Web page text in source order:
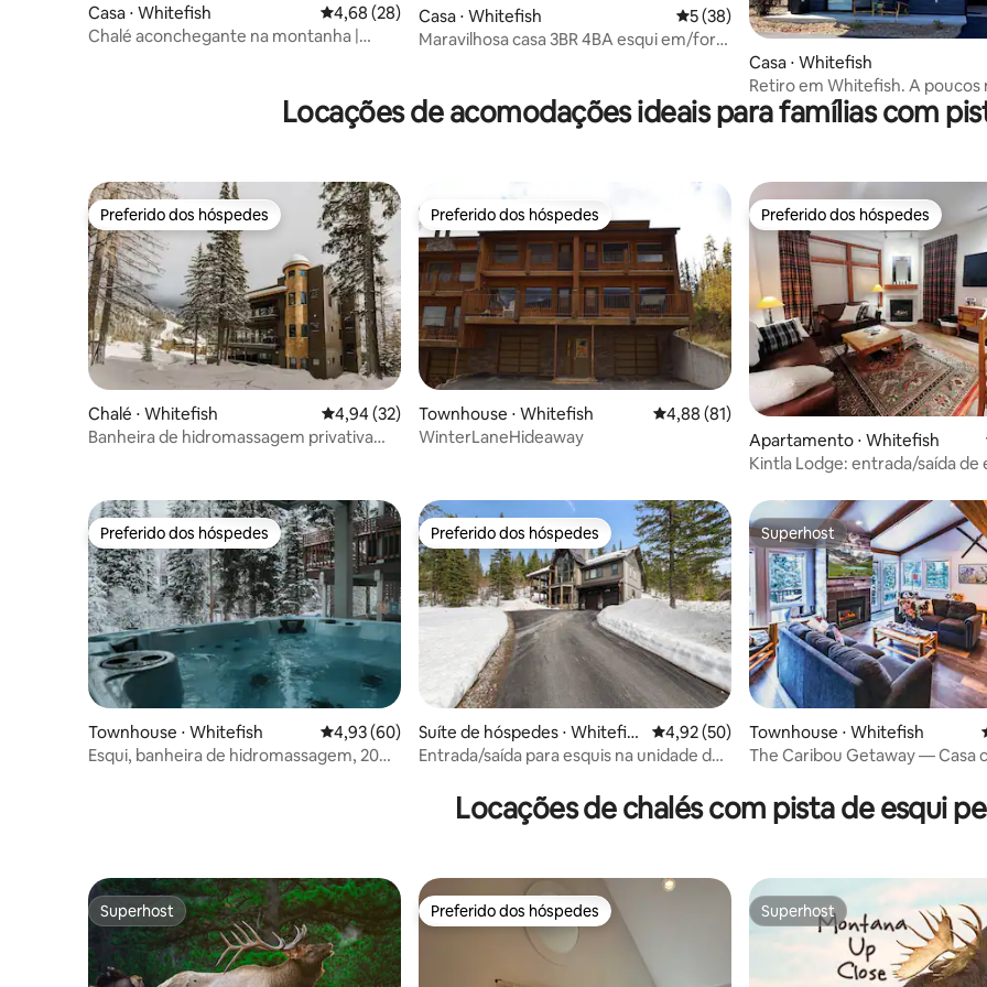
Casa ⋅ Whitefish 4,68 de uma avaliação média de 5, 28 avaliações
4,68 (28)
Chalé aconchegante na montanha |
Casa ⋅ Whitefish 5 de uma avaliação média de 5, 38
5 (38)
Maravilhosa casa 3BR 4BA esqui em/fora
Casa ⋅ Whitefish
Retiro em Whitefish. A poucos
da estação de esqui | Parque
Glacier.
Locações de acomodações ideais para famílias com
Preferido dos hóspedes
Preferido dos hóspedes
Chalé ⋅ Whitefish 4,94 de uma avaliação média de 5, 32 avaliações
4,94 (32)
Banheira de hidromassagem privativa
Preferido dos hóspedes
Preferido dos hóspedes
Townhouse ⋅ Whitefish 4,88 de uma avaliação média de 5, 81
4,88 (81)
WinterLaneHideaway
Preferido dos hóspedes
Preferido dos hóspedes
Apartamento ⋅ Whitefish
Kintla Lodge: entrada/saída de
Preferido dos hóspedes
Preferido dos hóspedes
Townhouse ⋅ Whitefish 4,93 de uma avaliação média de 5, 60 avaliações
4,93 (60)
Esqui, banheira de hidromassagem, 20
Preferido dos hóspedes
Preferido dos hóspedes
Suíte de hóspedes ⋅ Whitefis
h
4,92 de uma avaliação média de 5, 50
4,92 (50)
Entrada/saída para esquis na unidade de
Superhost
Superhost
Townhouse ⋅ Whitefish
The Caribou Getaway — Casa
Locações de chalés com pista de esqui
Superhost
Superhost Preferido dos hóspedes
Preferido dos hóspedes Superhost
Superhost